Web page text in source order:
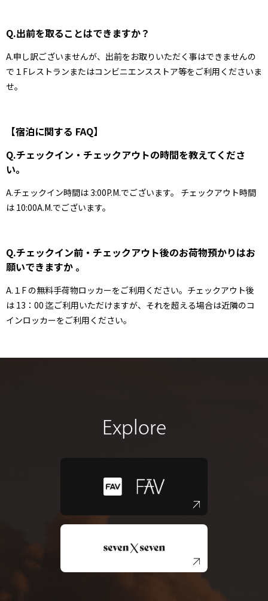
Q.出前を取ることはできますか？
A.申し訳ございませんが、出前をお取りいただく事はできませんの
で１Fレストランまたはコンビニエンスストア等をご利用くださいま
せ。
【宿泊に関する FAQ】
Q.チェックイン・チェックアウトの時間を教えてくださ
い。
A.チェックイン時間は 3:00P.M.でございます。 チェックアウト時間
は 10:00A.M.でございます。
Q.チェックイン前・チェックアウト後のお荷物預かりはお
願いできますか 。
A.１F の無料手荷物ロッカーをご利用ください。チェックアウト後
は 13：00 迄ご利用いただけますが、それを超える場合は近隣のコ
インロッカーをご利用ください。
Explore